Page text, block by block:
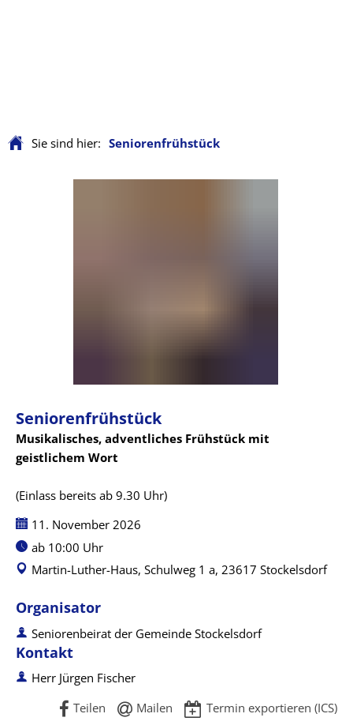
Sie sind hier: Seniorenfrühstück
Seniorenfrühstück
Musikalisches, adventliches Frühstück mit
geistlichem Wort
(Einlass bereits ab 9.30 Uhr)
Datum:
11. November 2026
Uhrzeit:
ab 10:00 Uhr
Martin-Luther-Haus, Schulweg 1 a, 23617 Stockelsdorf
Organisator
Seniorenbeirat der Gemeinde Stockelsdorf
Kontakt
Herr Jürgen Fischer
Teilen
Mailen
Termin exportieren (ICS)